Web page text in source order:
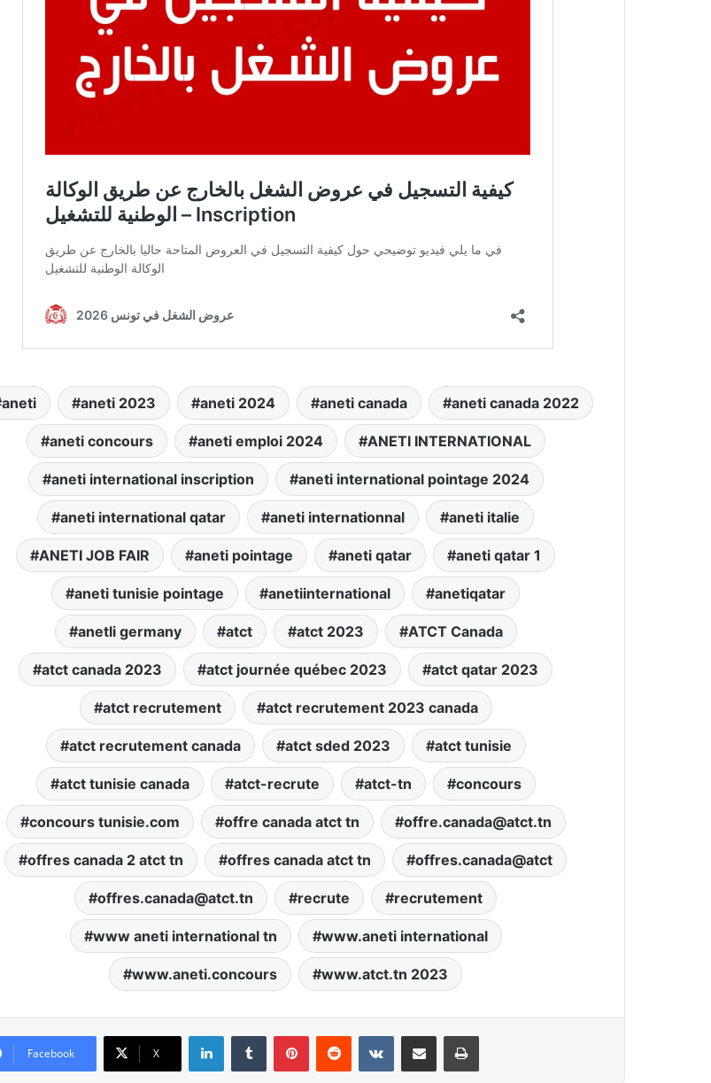
aneti aneti 2023 aneti 2024 aneti canada aneti canada 2022
aneti concours aneti emploi 2024 ANETI INTERNATIONAL
aneti international inscription aneti international pointage 2024
aneti international qatar aneti internationnal aneti italie
ANETI JOB FAIR aneti pointage aneti qatar aneti qatar 1
aneti tunisie pointage anetiinternational anetiqatar
anetli germany atct atct 2023 ATCT Canada
atct canada 2023 atct journée québec 2023 atct qatar 2023
atct recrutement atct recrutement 2023 canada
atct recrutement canada atct sded 2023 atct tunisie
atct tunisie canada atct-recrute atct-tn concours
concours tunisie.com offre canada atct tn offre.canada@atct.tn
offres canada 2 atct tn offres canada atct tn offres.canada@atct
offres.canada@atct.tn recrute recrutement
www aneti international tn www.aneti international
www.aneti.concours www.atct.tn 2023
Facebook X
LinkedinTumblr PinterestReddit VKontaktePartager par email Imprimer